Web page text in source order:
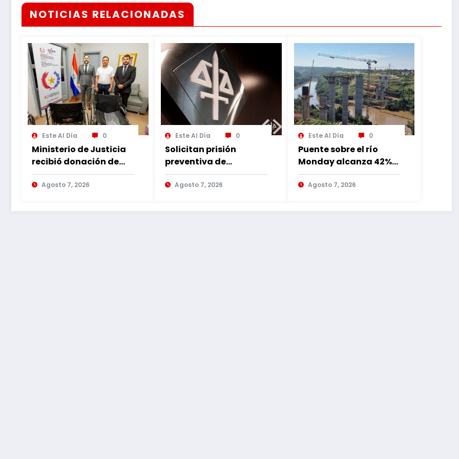
NOTICIAS RELACIONADAS
Este Al Día 0
Ministerio de Justicia
recibió donación de
sillas de ruedas para
internos vulnerables
Agosto 7, 2026
Este Al Día 0
Solicitan prisión
preventiva de
imputado por
violencia familia
Agosto 7, 2026
Este Al Día 0
Puente sobre el río
Monday alcanza 42%
de avance con
trabajos continuos
Agosto 7, 2026